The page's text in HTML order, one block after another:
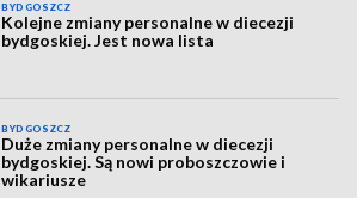
BYDGOSZCZ
Kolejne zmiany personalne w diecezji
bydgoskiej. Jest nowa lista
BYDGOSZCZ
Duże zmiany personalne w diecezji
bydgoskiej. Są nowi proboszczowie i
wikariusze